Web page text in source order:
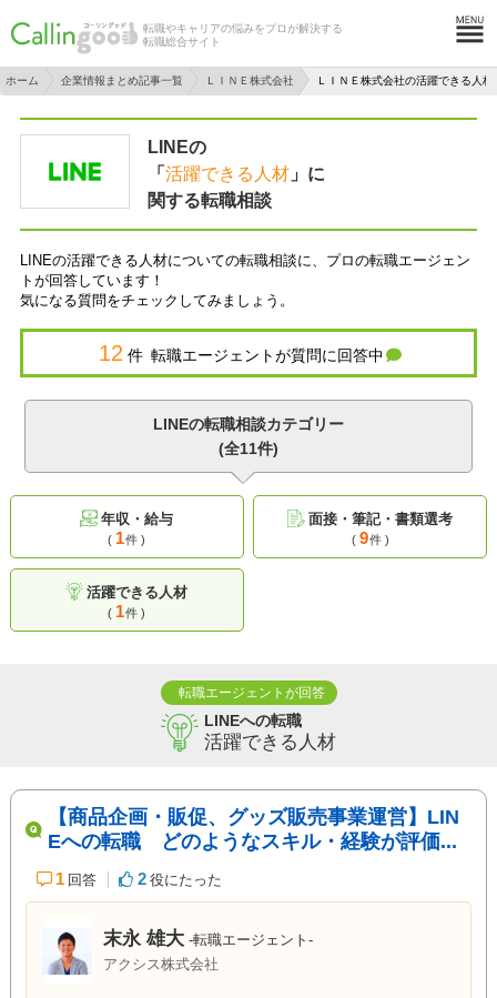
転職やキャリアの悩みをプロが解決する
転職総合サイト
ホーム 企業情報まとめ記事一覧 ＬＩＮＥ株式会社 ＬＩＮＥ株式会社の活躍できる人材
LINEの
「 活躍できる人材」に
関する転職相談
LINEの活躍できる人材についての転職相談に、プロの転職エージェン
トが回答しています！
気になる質問をチェックしてみましょう。
12 件 転職エージェントが質問に回答中
LINEの転職相談カテゴリー
(全11件)
年収・給与
( 1件 )
面接・筆記・書類選考
( 9件 )
活躍できる人材
( 1件 )
転職エージェントが回答
LINEへの転職
活躍できる人材
【商品企画・販促、グッズ販売事業運営】LIN
Eへの転職 どのようなスキル・経験が評価...
1 回答 2 役にたった
末永 雄大 -転職エージェント-
アクシス株式会社